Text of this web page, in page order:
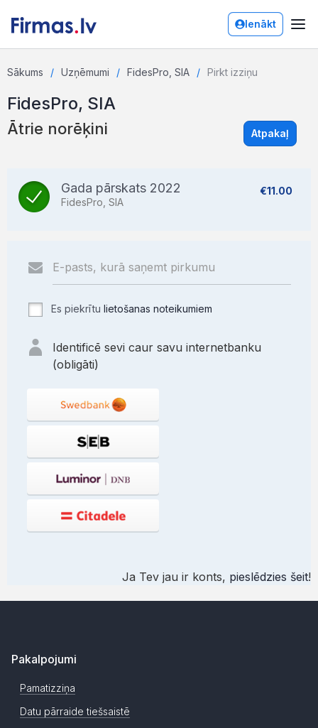
Ienākt
Sākums Uzņēmumi FidesPro, SIA Pirkt izziņu
FidesPro, SIA
Ātrie norēķini Atpakaļ
Gada pārskats 2022
FidesPro, SIA
€11.00
Es piekrītu lietošanas noteikumiem
Identificē sevi caur savu internetbanku
(obligāti)
Ja Tev jau ir konts, pieslēdzies šeit!
Pakalpojumi
Pamatizziņa
Datu pārraide tiešsaistē